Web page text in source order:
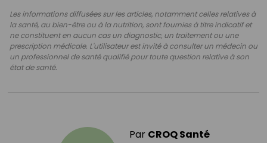
Les informations diffusées sur les articles, notamment celles relatives à
la santé, au bien-être ou à la nutrition, sont fournies à titre indicatif et
ne constituent en aucun cas un diagnostic, un traitement ou une
prescription médicale. L'utilisateur est invité à consulter un médecin ou
un professionnel de santé qualifié pour toute question relative à son
état de santé.
Par CROQ Santé